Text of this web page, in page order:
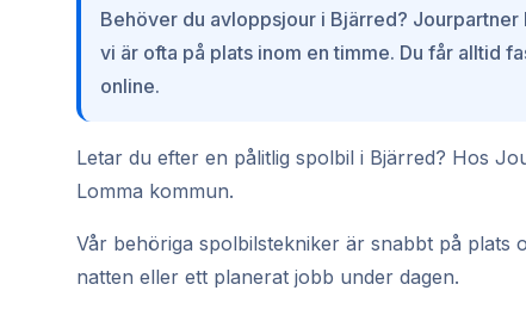
Behöver du avloppsjour i Bjärred?
vi är ofta på plats inom en timme. Du får alltid
online.
Letar du efter en pålitlig spolbil i Bjärred? Hos
Lomma kommun.
Vår behöriga spolbilstekniker är snabbt på plats
natten eller ett planerat jobb under dagen.